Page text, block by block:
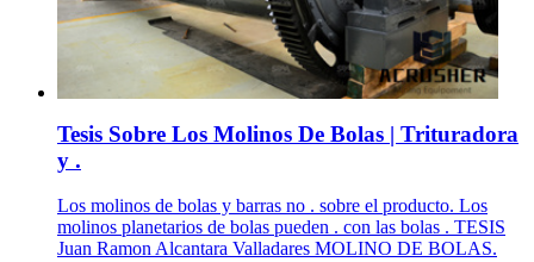
Tesis Sobre Los Molinos De Bolas | Trituradora
y .
Los molinos de bolas y barras no . sobre el producto. Los
molinos planetarios de bolas pueden . con las bolas . TESIS
Juan Ramon Alcantara Valladares MOLINO DE BOLAS.